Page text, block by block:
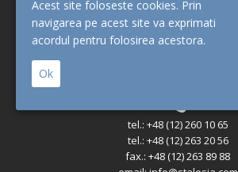
Acest site foloseste cookies. Prin
navigarea pe acest site va exprimati
acordul pentru folosirea acestora.
Ok
Depozit
mon. - fri. : 07:00 - 14:30
tel.: +48 (12) 260 10 65
tel.: +48 (12) 263 20 56
fax.: +48 (12) 263 89 88